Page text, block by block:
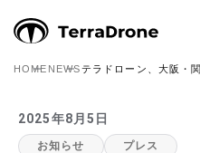
HOME NEWSテラドローン、大阪・
2025年8月5日
お知らせ プレス